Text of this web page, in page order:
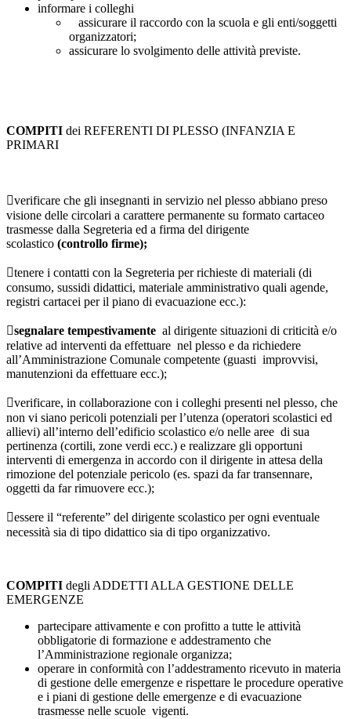
informare i colleghi
assicurare il raccordo con la scuola e gli enti/soggetti
organizzatori;
assicurare lo svolgimento delle attività previste.
COMPITI dei REFERENTI DI PLESSO (INFANZIA E
PRIMARI
verificare che gli insegnanti in servizio nel plesso abbiano preso
visione delle circolari a carattere permanente su formato cartaceo
trasmesse dalla Segreteria ed a firma del dirigente
scolastico (controllo firme);
tenere i contatti con la Segreteria per richieste di materiali (di
consumo, sussidi didattici, materiale amministrativo quali agende,
registri cartacei per il piano di evacuazione ecc.):
segnalare tempestivamente al dirigente situazioni di criticità e/o
relative ad interventi da effettuare nel plesso e da richiedere
all’Amministrazione Comunale competente (guasti improvvisi,
manutenzioni da effettuare ecc.);
verificare, in collaborazione con i colleghi presenti nel plesso, che
non vi siano pericoli potenziali per l’utenza (operatori scolastici ed
allievi) all’interno dell’edificio scolastico e/o nelle aree di sua
pertinenza (cortili, zone verdi ecc.) e realizzare gli opportuni
interventi di emergenza in accordo con il dirigente in attesa della
rimozione del potenziale pericolo (es. spazi da far transennare,
oggetti da far rimuovere ecc.);
essere il “referente” del dirigente scolastico per ogni eventuale
necessità sia di tipo didattico sia di tipo organizzativo.
COMPITI degli ADDETTI ALLA GESTIONE DELLE
EMERGENZE
partecipare attivamente e con profitto a tutte le attività
obbligatorie di formazione e addestramento che
l’Amministrazione regionale organizza;
operare in conformità con l’addestramento ricevuto in materia
di gestione delle emergenze e rispettare le procedure operative
e i piani di gestione delle emergenze e di evacuazione
trasmesse nelle scuole vigenti.